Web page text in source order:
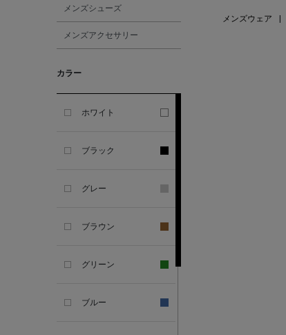
ALBERT THURSTON
メンズシューズ
メンズアクセサリー
カラー
ホワイト
ブラック
グレー
ブラウン
グリーン
ブルー
メンズウェア